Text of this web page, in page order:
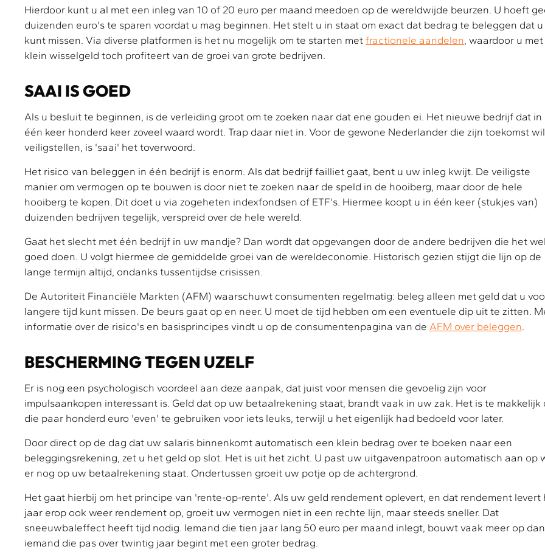
Hierdoor kunt u al met een inleg van 10 of 20 euro per maand meedoen op de wereldwijde beurzen. U hoeft
duizenden euro's te sparen voordat u mag beginnen. Het stelt u in staat om exact dat bedrag te beleggen dat u
kunt missen. Via diverse platformen is het nu mogelijk om te starten met fractionele aandelen, waardoor u met
klein wisselgeld toch profiteert van de groei van grote bedrijven.
SAAI IS GOED
Als u besluit te beginnen, is de verleiding groot om te zoeken naar dat ene gouden ei. Het nieuwe bedrijf dat in
één keer honderd keer zoveel waard wordt. Trap daar niet in. Voor de gewone Nederlander die zijn toekomst wil
veiligstellen, is 'saai' het toverwoord.
Het risico van beleggen in één bedrijf is enorm. Als dat bedrijf failliet gaat, bent u uw inleg kwijt. De veiligste
manier om vermogen op te bouwen is door niet te zoeken naar de speld in de hooiberg, maar door de hele
hooiberg te kopen. Dit doet u via zogeheten indexfondsen of ETF's. Hiermee koopt u in één keer (stukjes van)
duizenden bedrijven tegelijk, verspreid over de hele wereld.
Gaat het slecht met één bedrijf in uw mandje? Dan wordt dat opgevangen door de andere bedrijven die het wel
goed doen. U volgt hiermee de gemiddelde groei van de wereldeconomie. Historisch gezien stijgt die lijn op de
lange termijn altijd, ondanks tussentijdse crisissen.
De Autoriteit Financiële Markten (AFM) waarschuwt consumenten regelmatig: beleg alleen met geld dat u
langere tijd kunt missen. De beurs gaat op en neer. U moet de tijd hebben om een eventuele dip uit te zitten.
informatie over de risico's en basisprincipes vindt u op de consumentenpagina van de AFM over beleggen.
BESCHERMING TEGEN UZELF
Er is nog een psychologisch voordeel aan deze aanpak, dat juist voor mensen die gevoelig zijn voor
impulsaankopen interessant is. Geld dat op uw betaalrekening staat, brandt vaak in uw zak. Het is te makkelijk
die paar honderd euro 'even' te gebruiken voor iets leuks, terwijl u het eigenlijk had bedoeld voor later.
Door direct op de dag dat uw salaris binnenkomt automatisch een klein bedrag over te boeken naar een
beleggingsrekening, zet u het geld op slot. Het is uit het zicht. U past uw uitgavenpatroon automatisch aan op
er nog op uw betaalrekening staat. Ondertussen groeit uw potje op de achtergrond.
Het gaat hierbij om het principe van 'rente-op-rente'. Als uw geld rendement oplevert, en dat rendement levert
jaar erop ook weer rendement op, groeit uw vermogen niet in een rechte lijn, maar steeds sneller. Dat
sneeuwbaleffect heeft tijd nodig. Iemand die tien jaar lang 50 euro per maand inlegt, bouwt vaak meer op dan
iemand die pas over twintig jaar begint met een groter bedrag.